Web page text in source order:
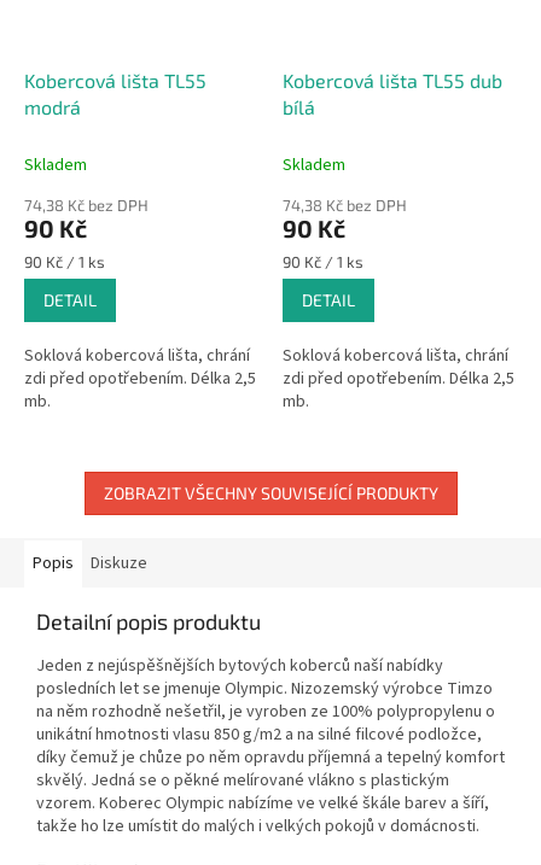
Kobercová lišta TL55
modrá
Skladem
74,38 Kč bez DPH
90 Kč
Měrná
cena:
90 Kč / 1 ks
DETAIL
Soklová kobercová lišta, chrání
zdi před opotřebením. Délka 2,5
mb.
Kobercová lišta TL55 dub
bílá
Skladem
74,38 Kč bez DPH
90 Kč
Měrná
cena:
90 Kč / 1 ks
DETAIL
Soklová kobercová lišta, chrání
zdi před opotřebením. Délka 2,5
mb.
ZOBRAZIT VŠECHNY SOUVISEJÍCÍ PRODUKTY
Popis Diskuze
Detailní popis produktu
Jeden z nejúspěšnějších bytových koberců naší nabídky
posledních let se jmenuje Olympic. Nizozemský výrobce Timzo
na něm rozhodně nešetřil, je vyroben ze 100% polypropylenu o
unikátní hmotnosti vlasu 850 g/m2 a na silné filcové podložce,
díky čemuž je chůze po něm opravdu příjemná a tepelný komfort
skvělý. Jedná se o pěkné melírované vlákno s plastickým
vzorem. Koberec Olympic nabízíme ve velké škále barev a šíří,
takže ho lze umístit do malých i velkých pokojů v domácnosti.